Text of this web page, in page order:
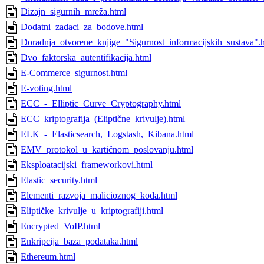
Dizajn_sigurnih_mreža.html
Dodatni_zadaci_za_bodove.html
Dvo_faktorska_autentifikacija.html
E-Commerce_sigurnost.html
E-voting.html
ECC_-_Elliptic_Curve_Cryptography.html
ECC_kriptografija_(Eliptične_krivulje).html
ELK_-_Elasticsearch,_Logstash,_Kibana.html
EMV_protokol_u_kartičnom_poslovanju.html
Eksploatacijski_frameworkovi.html
Elastic_security.html
Elementi_razvoja_malicioznog_koda.html
Eliptičke_krivulje_u_kriptografiji.html
Encrypted_VoIP.html
Enkripcija_baza_podataka.html
Ethereum.html